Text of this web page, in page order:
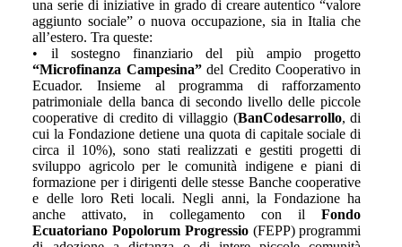
una serie di iniziative in grado di creare autentico “valore
aggiunto sociale” o nuova occupazione, sia in Italia che
all’estero. Tra queste:
• il sostegno finanziario del più ampio progetto
“Microfinanza Campesina”del Credito Cooperativo in
Ecuador. Insieme al programma di rafforzamento
patrimoniale della banca di secondo livello delle piccole
cooperative di credito di villaggio (BanCodesarrollo, di
cui la Fondazione detiene una quota di capitale sociale di
circa il 10%), sono stati realizzati e gestiti progetti di
sviluppo agricolo per le comunità indigene e piani di
formazione per i dirigenti delle stesse Banche cooperative
e delle loro Reti locali. Negli anni, la Fondazione ha
anche attivato, in collegamento con ilFondo
Ecuatoriano Popolorum Progressio(FEPP) programmi